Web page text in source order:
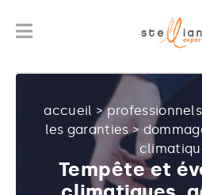
accueil >
les garanties>
Tempête et